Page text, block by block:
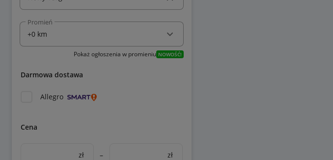
Promień
Pokaż ogłoszenia w promieniu NOWOŚĆ!
Darmowa dostawa
Allegro
Cena
zł – zł